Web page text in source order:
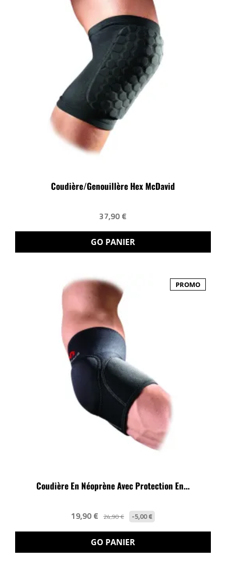
Coudière/Genouillère Hex McDavid
37,90 €
GO PANIER
PROMO
Coudière En Néoprène Avec Protection En...
19,90 € 24,90 € -5,00 €
GO PANIER